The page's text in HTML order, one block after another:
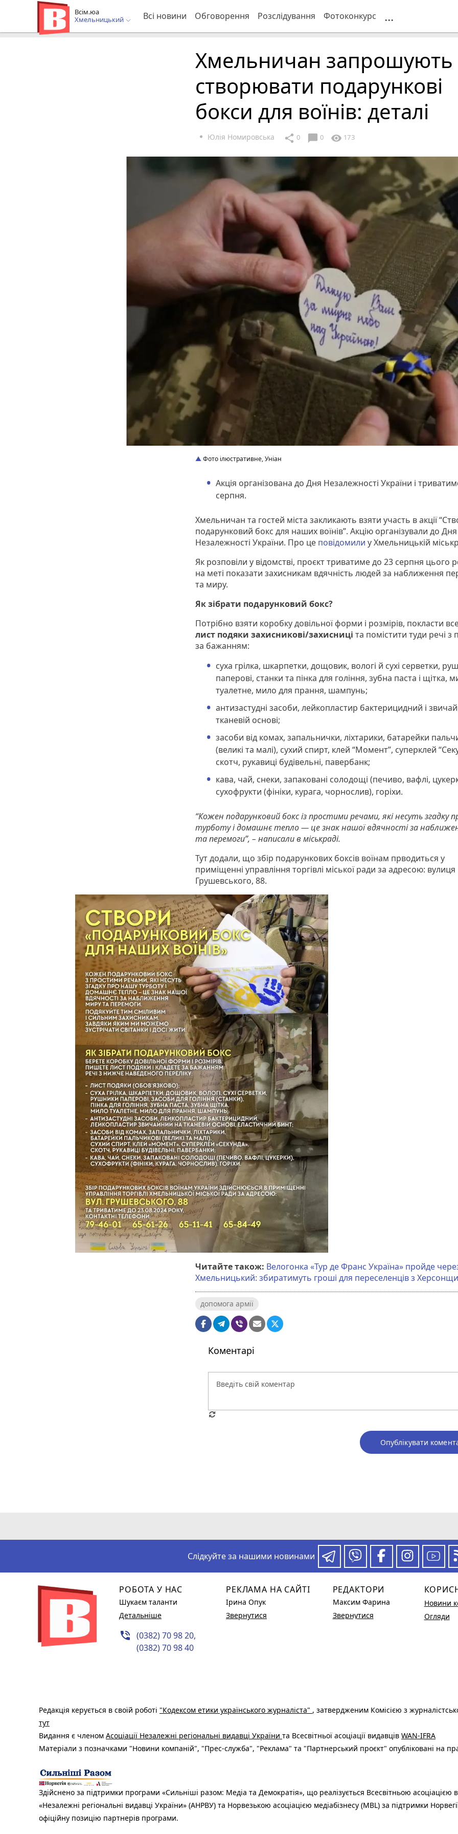
Всім.юа
Хмельницький
Всі новини Обговорення Розслідування Фотоконкурс ...
Хмельничан запрошують
створювати подарункові
бокси для воїнів: деталі
Юлія Номировська share 0 chat_bubble 0 visibility 173
Фото ілюстративне, Уніан
Акція організована до Дня Незалежності України і
серпня.
Хмельничан та гостей міста закликають взяти участь в акції
подарунковий бокс для наших воїнів”. Акцію організували до Дня
Незалежності України. Про це повідомили у Хмельницькій
Як розповіли у відомстві, проєкт триватиме до 23 серпня цього
на меті показати захисникам вдячність людей за наближення
та миру.
Як зібрати подарунковий бокс?
Потрібно взяти коробку довільної форми і розмірів, покласти
лист подяки захисникові/захисниці та помістити туди речі з
за бажанням:
суха грілка, шкарпетки, дощовик, вологі й сухі серветки,
паперові, станки та пінка для гоління, зубна паста і щітка,
туалетне, мило для прання, шампунь;
антизастудні засоби, лейкопластир бактерицидний і
тканевій основі;
засоби від комах, запальнички, ліхтарики, батарейки
(великі та малі), сухий спирт, клей “Момент”, суперклей
скотч, рукавиці будівельні, павербанк;
кава, чай, снеки, запаковані солодощі (печиво, вафлі,
сухофрукти (фініки, курага, чорнослив), горіхи.
“Кожен подарунковий бокс із простими речами, які несуть згадку
турботу і домашнє тепло — це знак нашої вдячності за
та перемоги”, – написали в міськраді.
Тут додали, що збір подарункових боксів воїнам прводиться у
приміщенні управління торгівлі міської ради за адресою: вулиця
Грушевського, 88.
Читайте також: Велогонка «Тур де Франс Україна» пройде
Хмельницький: збиратимуть гроші для переселенців з
допомога армії
Коментарі
Опублікувати
Слідкуйте за нашими новинами
РОБОТА У НАС
Шукаєм таланти
Детальніше
phone_in_talk (0382) 70 98 20,
(0382) 70 98 40
РЕКЛАМА НА САЙТІ
Ірина Опук
Звернутися
РЕДАКТОРИ
Максим Фарина
Звернутися
Новини
Огляди
Редакція керується в своїй роботі "Кодексом етики українського журналіста" , затвердженим Комісією з
тут
Видання є членом Асоціації Незалежні регіональні видавці України та Всесвітньої асоціації видавців WAN-IFRA
Матеріали з позначками "Новини компаній", "Прес-служба", "Реклама" та "Партнерський проєкт" опубліковані на
Здійснено за підтримки програми «Сильніші разом: Медіа та Демократія», що реалізується Всесвітньою асоціацією
«Незалежні регіональні видавці України» (АНРВУ) та Норвезькою асоціацією медіабізнесу (MBL) за підтримки
офіційну позицію партнерів програми.